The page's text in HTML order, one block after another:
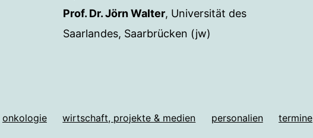
Prof. Dr. Jörn Walter, Universität des
Saarlandes, Saarbrücken (jw)
onkologie wirtschaft, projekte & medien personalien termine